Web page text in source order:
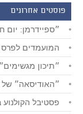
פוסטים אחרונים
״ספיידרמן: יום
המועמדים לפרס אופיר 2026:
״תיכון
״האודיסאה״ של
פסטיבל הקולנוע בירושלים 2026: